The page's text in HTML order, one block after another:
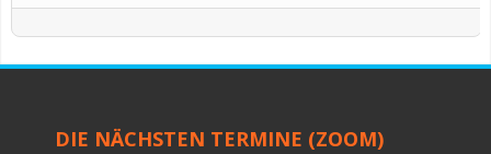
DIE NÄCHSTEN TERMINE (ZOOM)